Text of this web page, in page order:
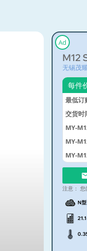
Ad
M12
无锡茂
每件
最低订
交货时
MY-
MY-
MY-
注意： 您
N型